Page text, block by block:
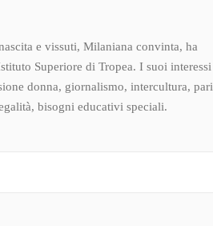
e vissuti, Milaniana convinta, ha
Superiore di Tropea. I suoi interessi
donna, giornalismo, intercultura, pari
bisogni educativi speciali.